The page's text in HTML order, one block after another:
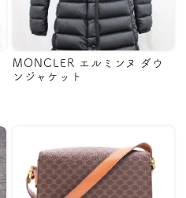
MONCLER エルミンヌ ダウ
ンジャケット